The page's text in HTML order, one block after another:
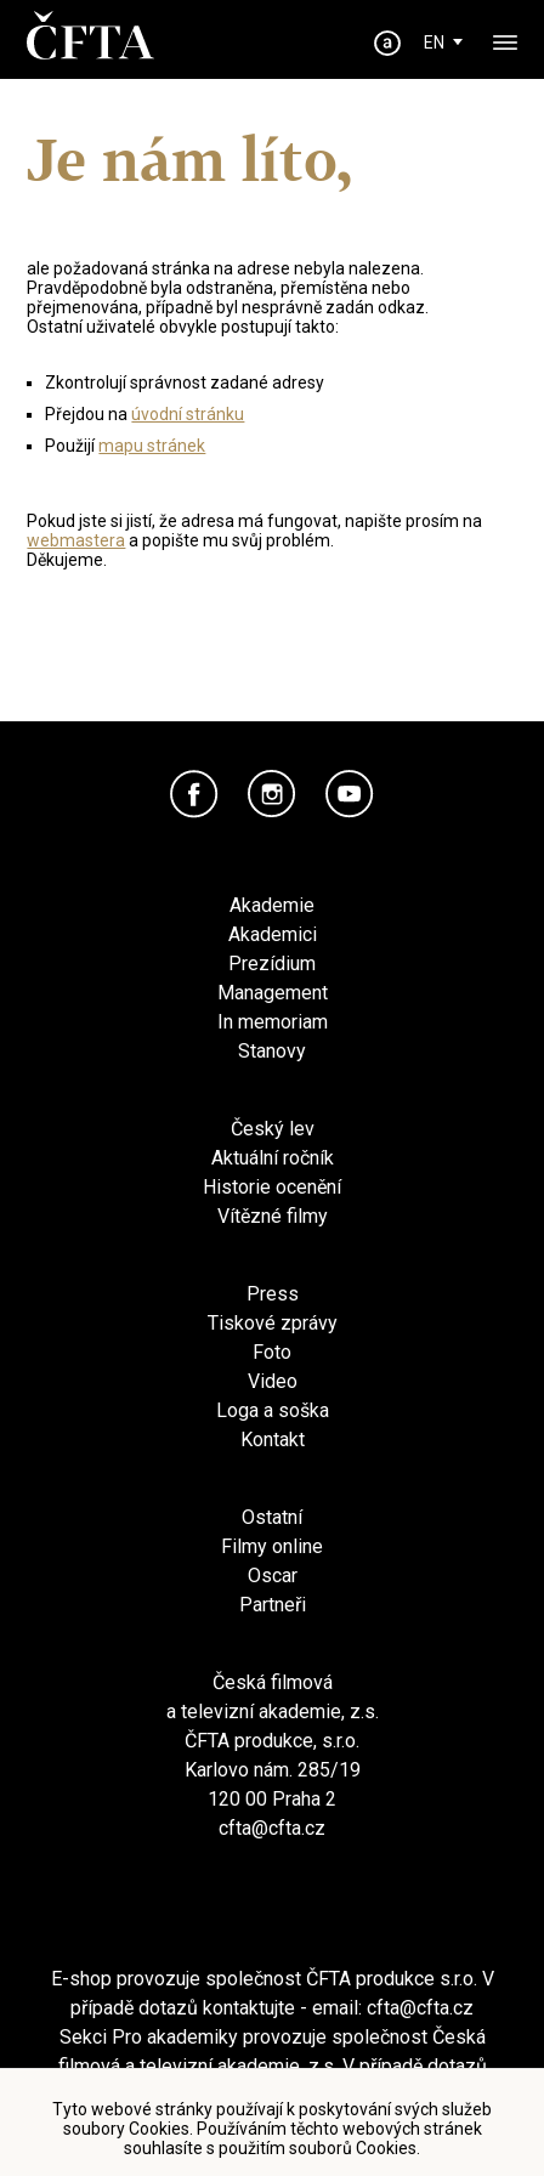
EN
Je nám líto,
ale požadovaná stránka na adrese nebyla nalezena.
Pravděpodobně byla odstraněna, přemístěna nebo
přejmenována, případně byl nesprávně zadán odkaz.
Ostatní uživatelé obvykle postupují takto:
Zkontrolují správnost zadané adresy
Přejdou naúvodní stránku
Použijímapu stránek
Pokud jste si jistí, že adresa má fungovat, napište prosím na
webmastera a popište mu svůj problém.
Děkujeme.
Tyto webové stránky používají k poskytování svých služeb
soubory Cookies. Používáním těchto webových stránek
souhlasíte s použitím souborů Cookies.
Akademie
Akademici
Prezídium
Management
In memoriam
Stanovy
Český lev
Aktuální ročník
Historie ocenění
Vítězné filmy
Press
Tiskové zprávy
Foto
Video
Loga a soška
Kontakt
Ostatní
Filmy online
Oscar
Partneři
Česká filmová
a televizní akademie, z.s.
ČFTA produkce, s.r.o.
Karlovo nám. 285/19
120 00 Praha 2
cfta@cfta.cz
E-shop provozuje společnost ČFTA produkce s.r.o. V
případě dotazů kontaktujte - email: cfta@cfta.cz
Sekci Pro akademiky provozuje společnost Česká
filmová a televizní akademie, z.s. V případě dotazů
Podmínky užití a zásady ochrany osobních údajů